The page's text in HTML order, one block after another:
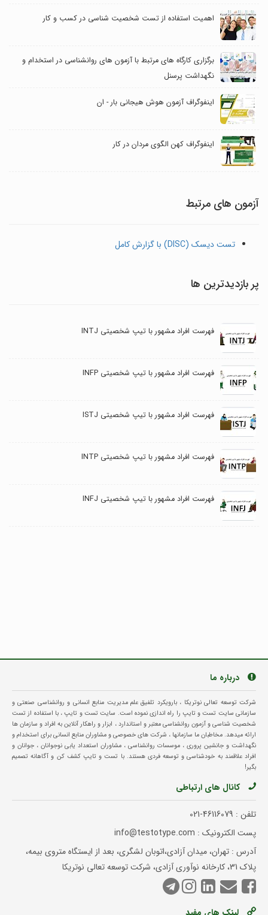
اهمیت استفاده از تست شخصیت شناسی در کسب و کار
برگزاری کارگاه های مرتبط با آزمون های روانشناسی در استخدام و
نگهداشت پرسنل
اینفوگراف آزمون هوش هیجانی بار - ان
اینفوگراف کهن الگوی مردان در کار
آزمون های مرتبط
تست دیسک (DISC) با گزارش کامل
پر بازدیدترین ها
فهرست افراد مشهور با تیپ شخصیتی INTJ
فهرست افراد مشهور با تیپ شخصیتی INFP
فهرست افراد مشهور با تیپ شخصیتی ISTJ
فهرست افراد مشهور با تیپ شخصیتی INTP
فهرست افراد مشهور با تیپ شخصیتی INFJ
درباره ما
شرکت توسعه تعالی نوتریکا ، بارویکرد تلفیق علم مدیریت منابع انسانی و روانشناسی صنعتی و
سازمانی سایت تست و تایپ را راه اندازی نموده است. سایت تست و تایپ ، با استفاده از تست
شخصیت شناسی و آزمون روانشناسی معتبر و استاندارد ، ابزار و راهکار آنلاین به افراد و سازمان ها
ارائه میدهد. مخاطبان ما سازمانها ، شرکت های خصوصی و مشاوران منابع انسانی برای استخدام و
نگهداشت و جانشین پروری ، موسسات روانشناسی ، مشاوران استعداد یابی نوجوانان ، جوانان و
افراد علاقمند به خودشناسی و توسعه فردی هستند. با تست و تایپ کشف کن و آگاهانه تصمیم
بگیر!
کانال های ارتباطی
تلفن : 021-46116079
پست الکترونیک : info@testotype.com
آدرس : تهران، میدان آزادی،اتوبان لشگری، بعد از ایستگاه متروی بیمه،
پلاک 31، کارخانه نوآوری آزادی، شرکت توسعه تعالی نوتریکا